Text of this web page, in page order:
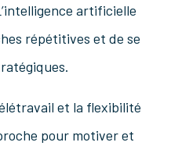
artificielle
répétitives et de se
et la flexibilité
pour motiver et